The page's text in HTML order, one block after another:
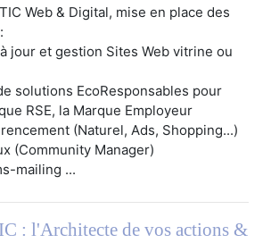
Web & Digital, mise en place des
jour et gestion Sites Web vitrine ou
solutions EcoResponsables pour
RSE, la Marque Employeur
(Naturel, Ads, Shopping...)
(Community Manager)
mailing ...
: l'Architecte de vos actions &